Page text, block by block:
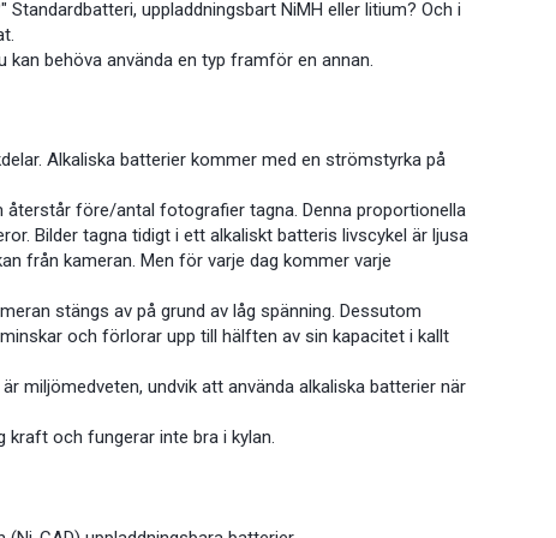
uppladdningsbart NiMH eller litium? Och i
behöva använda en typ framför en annan.
Alkaliska batterier kommer med en strömstyrka på
före/antal fotografier tagna. Denna proportionella
Bilder tagna tidigt i ett alkaliskt batteris livscykel är ljusa
från kameran. Men för varje dag kommer varje
stängs av på grund av låg spänning. Dessutom
och förlorar upp till hälften av sin kapacitet i kallt
miljömedveten, undvik att använda alkaliska batterier när
kraft och fungerar inte bra i kylan.